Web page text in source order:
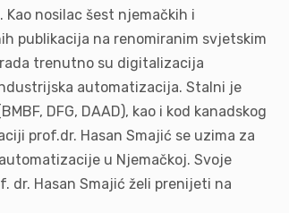
nosilac šest njemačkih i
publikacija na renomiranim svjetskim
trenutno su digitalizacija
automatizacija. Stalni je
DFG, DAAD), kao i kod kanadskog
prof.dr. Hasan Smajić se uzima za
u Njemačkoj. Svoje
dr. Hasan Smajić želi prenijeti na